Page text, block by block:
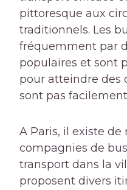
pittoresque aux
traditionnels. Les
fréquemment par
populaires et sont
pour atteindre des
sont pas
A Paris, il existe de
compagnies de
transport dans la
proposent divers